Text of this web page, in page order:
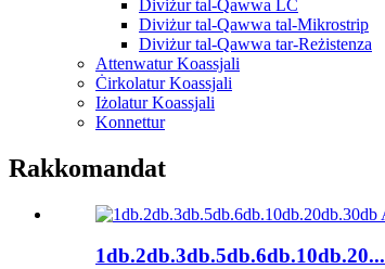
Diviżur tal-Qawwa LC
Diviżur tal-Qawwa tal-Mikrostrip
Diviżur tal-Qawwa tar-Reżistenza
Attenwatur Koassjali
Ċirkolatur Koassjali
Iżolatur Koassjali
Konnettur
Rakkomandat
1db.2db.3db.5db.6db.10db.20...